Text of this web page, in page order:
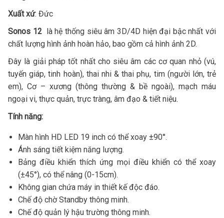
Xuất xứ: Đức
Sonos 12
là hệ thống siêu âm 3D/4D hiện đại bậc nhất với
chất lượng hình ảnh hoàn hảo, bao gồm cả hình ảnh 2D.
Đây là giải pháp tốt nhất cho siêu âm các cơ quan nhỏ (vú,
tuyến giáp, tinh hoàn), thai nhi & thai phụ, tim (người lớn, trẻ
em), Cơ – xương (thông thường & bề ngoài), mạch máu
ngoại vi, thực quản, trực tràng, âm đạo & tiết niệu.
Tính năng:
Màn hình HD LED 19 inch có thể xoay ±90°.
Ánh sáng tiết kiệm năng lượng.
Bảng điều khiển thích ứng mọi điều khiển có thể xoay
(±45°), có thể nâng (0-15cm).
Không gian chứa máy in thiết kế độc đáo.
Chế độ chờ Standby thông minh.
Chế độ quản lý hậu trường thông minh.